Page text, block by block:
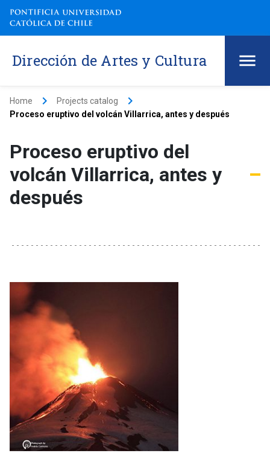
Dirección de Artes y Cultura
Home keyboard_arrow_right Projects catalog keyboard_arrow_right
Proceso eruptivo del volcán Villarrica, antes y después
Proceso eruptivo del
volcán Villarrica, antes y
después